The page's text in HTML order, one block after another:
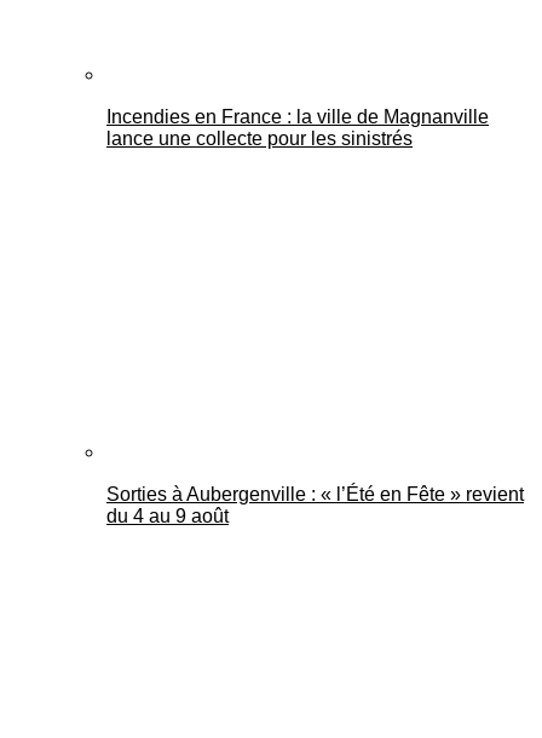
Incendies en France : la ville de Magnanville
lance une collecte pour les sinistrés
Sorties à Aubergenville : « l’Été en Fête » revient
du 4 au 9 août